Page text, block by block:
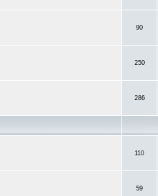
90
250
286
110
59